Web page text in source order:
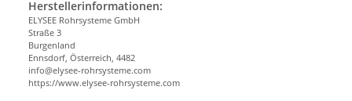
Herstellerinformationen:
ELYSEE Rohrsysteme GmbH
Straße 3
Burgenland
Ennsdorf, Österreich, 4482
info@elysee-rohrsysteme.com
https://www.elysee-rohrsysteme.com